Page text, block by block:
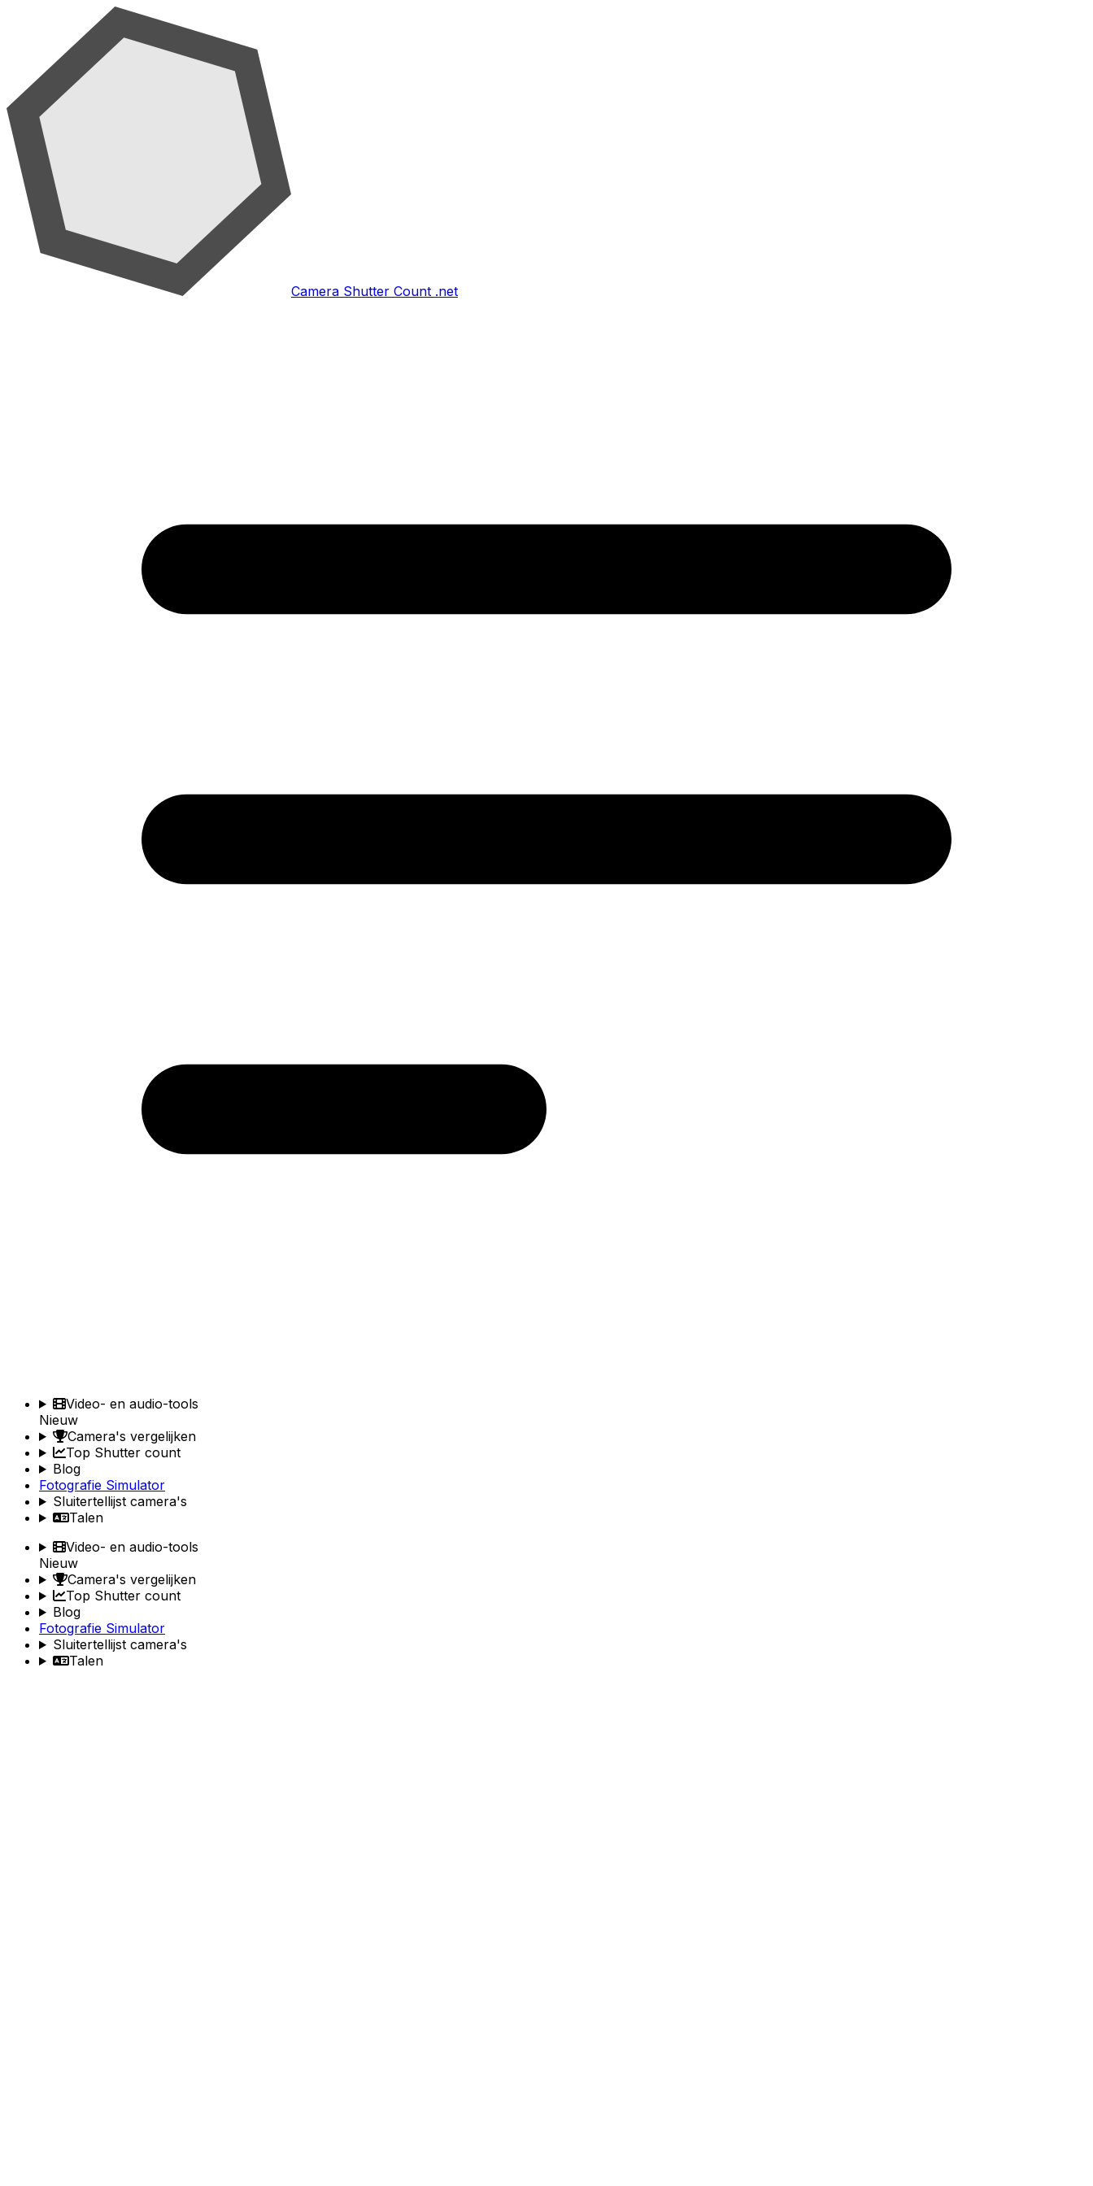
Camera Shutter Count .net
Video- en audio-tools
Nieuw
Camera's vergelijken
Top Shutter count
Blog
Fotografie Simulator
Sluitertellijst camera's
Talen
Video- en audio-tools
Nieuw
Camera's vergelijken
Top Shutter count
Blog
Fotografie Simulator
Sluitertellijst camera's
Talen